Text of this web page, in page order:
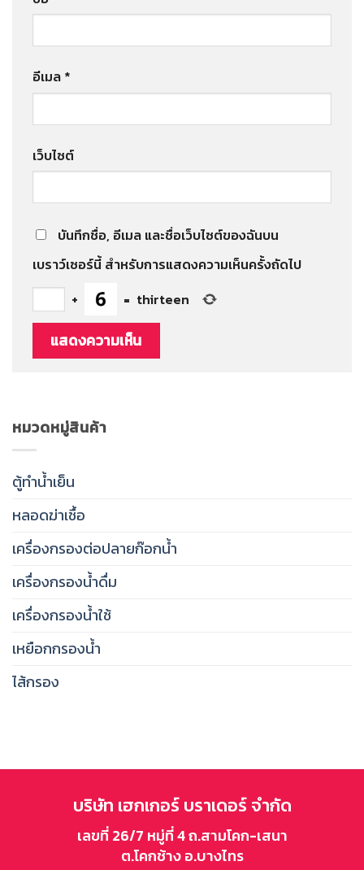
อีเมล *
เว็บไซต์
บันทึกชื่อ, อีเมล และชื่อเว็บไซต์ของฉันบน
เบราว์เซอร์นี้ สำหรับการแสดงความเห็นครั้งถัดไป
+
= thirteen
หมวดหมู่สินค้า
ตู้ทำน้ำเย็น
หลอดฆ่าเชื้อ
เครื่องกรองต่อปลายก๊อกน้ำ
เครื่องกรองน้ำดื่ม
เครื่องกรองน้ำใช้
เหยือกกรองน้ำ
ไส้กรอง
บริษัท เฮกเกอร์ บราเดอร์ จำกัด
เลขที่ 26/7 หมู่ที่ 4 ถ.สามโคก-เสนา
ต.โคกช้าง อ.บางไทร